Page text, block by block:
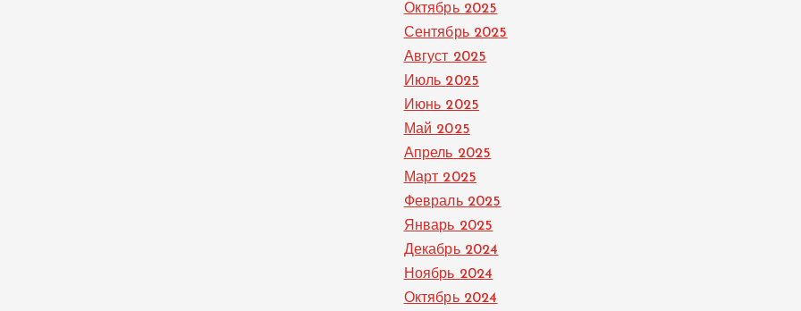
Октябрь 2025
Сентябрь 2025
Август 2025
Июль 2025
Июнь 2025
Май 2025
Апрель 2025
Март 2025
Февраль 2025
Январь 2025
Декабрь 2024
Ноябрь 2024
Октябрь 2024